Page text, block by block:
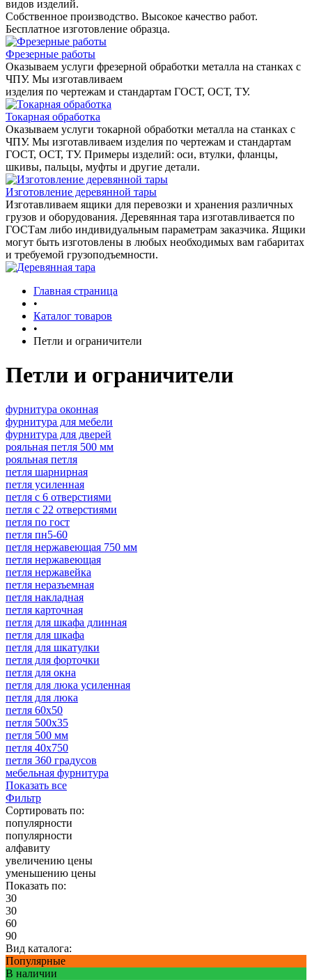
видов изделий.
Собственное производство. Высокое качество работ.
Бесплатное изготовление образца.
Фрезерные работы
Оказываем услуги фрезерной обработки металла на станках с
ЧПУ. Мы изготавливаем
изделия по чертежам и стандартам ГОСТ, ОСТ, ТУ.
Токарная обработка
Оказываем услуги токарной обработки металла на станках с
ЧПУ. Мы изготавливаем изделия по чертежам и стандартам
ГОСТ, ОСТ, ТУ. Примеры изделий: оси, втулки, фланцы,
шкивы, пальцы, муфты и другие детали.
Изготовление деревянной тары
Изготавливаем ящики для перевозки и хранения различных
грузов и оборудования. Деревянная тара изготавливается по
ГОСТам либо индивидуальным параметрам заказчика. Ящики
могут быть изготовлены в любых необходимых вам габаритах
и требуемой грузоподъемности.
Главная страница
•
Каталог товаров
•
Петли и ограничители
Петли и ограничители
фурнитура оконная
фурнитура для мебели
фурнитура для дверей
рояльная петля 500 мм
рояльная петля
петля шарнирная
петля усиленная
петля с 6 отверстиями
петля с 22 отверстиями
петля по гост
петля пн5-60
петля нержавеющая 750 мм
петля нержавеющая
петля нержавейка
петля неразъемная
петля накладная
петля карточная
петля для шкафа длинная
петля для шкафа
петля для шкатулки
петля для форточки
петля для окна
петля для люка усиленная
петля для люка
петля 60х50
петля 500х35
петля 500 мм
петля 40х750
петля 360 градусов
мебельная фурнитура
Показать все
Фильтр
Сортировать по:
популярности
популярности
алфавиту
увеличению цены
уменьшению цены
Показать по:
30
30
60
90
Вид каталога:
Популярные
В наличии